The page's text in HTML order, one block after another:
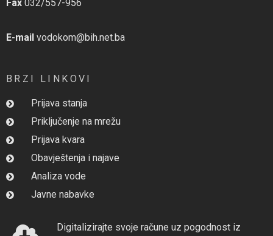
Fax 032/557-956
E-mail vodokom@bih.net.ba
BRZI LINKOVI
Prijava stanja
Priključenje na mrežu
Prijava kvara
Obavještenja i najave
Analiza vode
Javne nabavke
Digitalizirajte svoje račune uz pogodnost iz